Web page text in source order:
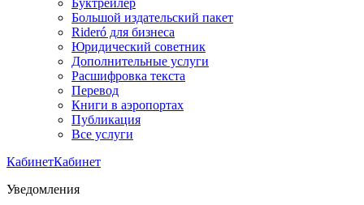
Буктрейлер
Большой издательский пакет
Rideró для бизнеса
Юридический советник
Дополнительные услуги
Расшифровка текста
Перевод
Книги в аэропортах
Публикация
Все услуги
КабинетКабинет
Уведомления